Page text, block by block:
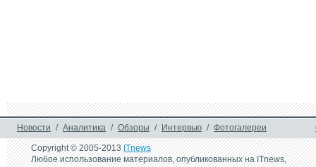
Новости / Аналитика / Обзоры / Интервью / Фотогалереи
Copyright © 2005-2013ITnews
Любое использование материалов, опубликованных на ITnews,